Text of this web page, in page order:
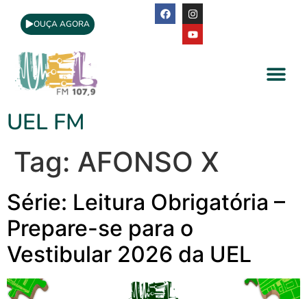
OUÇA AGORA
UEL FM
Tag: AFONSO X
Série: Leitura Obrigatória –
Prepare-se para o
Vestibular 2026 da UEL